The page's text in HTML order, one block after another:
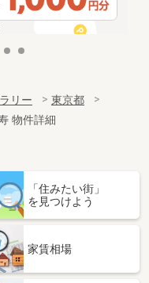
リー
東京都
物件詳細
「住みたい街」
を見つけよう
家賃相場